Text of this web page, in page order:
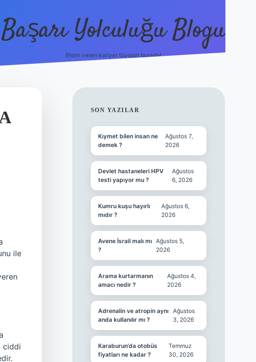
Başarı Yolculuğu Blogu
İlham veren kariyer tüyoları burada!
ile
ciddi
SIDEBAR
SON YAZILAR
Kıymet bilen insan ne
demek ?
Ağustos 7,
2026
Devlet hastaneleri HPV
testi yapıyor mu ?
Ağustos
6, 2026
Kumru kuşu hayırlı
mıdır ?
Ağustos 6,
2026
Avene İsrail malı mı
?
Ağustos 5,
2026
Arama kurtarmanın
amacı nedir ?
Ağustos 4,
2026
Adrenalin ve atropin aynı
anda kullanılır mı ?
Ağustos
3, 2026
Karaburun’da otobüs
fiyatları ne kadar ?
Temmuz
30, 2026